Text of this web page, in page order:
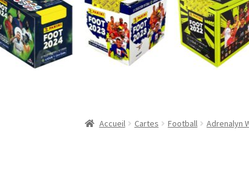
Accueil Cartes Football Adrenalyn